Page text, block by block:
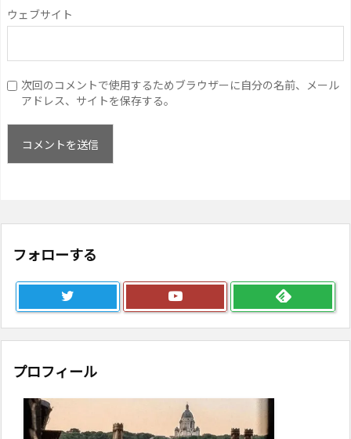
ウェブサイト
次回のコメントで使用するためブラウザーに自分の名前、メール
アドレス、サイトを保存する。
フォローする
プロフィール